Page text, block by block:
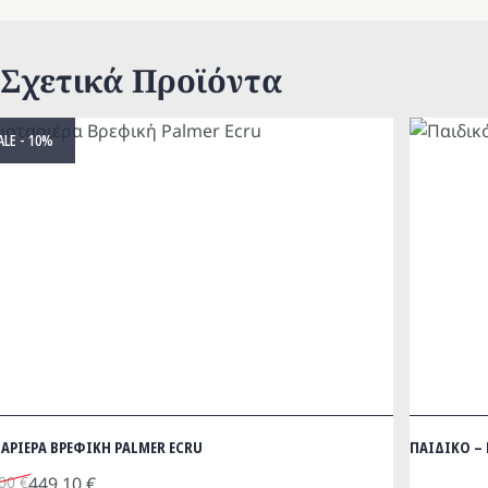
Σχετικά Προϊόντα
- 10%
ΒΡΕΦΙΚΗ PALMER ECRU
€449.10€
ΠΑΙΔΙΚΟ